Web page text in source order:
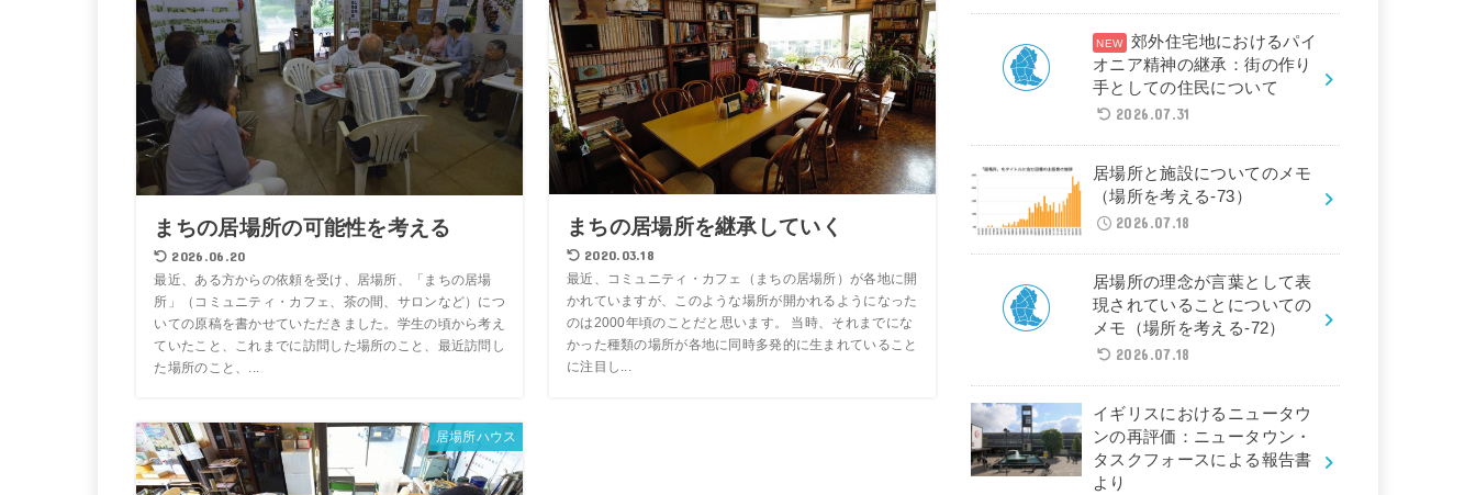
まちの居場所の可能性を考える
2026.06.20
最近、ある方からの依頼を受け、居場所、「まちの居場
所」（コミュニティ・カフェ、茶の間、サロンなど）につ
いての原稿を書かせていただきました。学生の頃から考え
ていたこと、これまでに訪問した場所のこと、最近訪問し
た場所のこと、...
まちの居場所を継承していく
2020.03.18
最近、コミュニティ・カフェ（まちの居場所）が各地に開
かれていますが、このような場所が開かれるようになった
のは2000年頃のことだと思います。 当時、それまでにな
かった種類の場所が各地に同時多発的に生まれていること
に注目し...
居場所ハウス
郊外住宅地におけるパイ
オニア精神の継承：街の作り
手としての住民について
2026.07.31
居場所と施設についてのメモ
（場所を考える-73）
2026.07.18
居場所の理念が言葉として表
現されていることについての
メモ（場所を考える-72）
2026.07.18
イギリスにおけるニュータウ
ンの再評価：ニュータウン・
タスクフォースによる報告書
より